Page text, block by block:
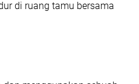
di ruang tamu bersama